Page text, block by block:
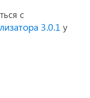
с
3.0.1 у